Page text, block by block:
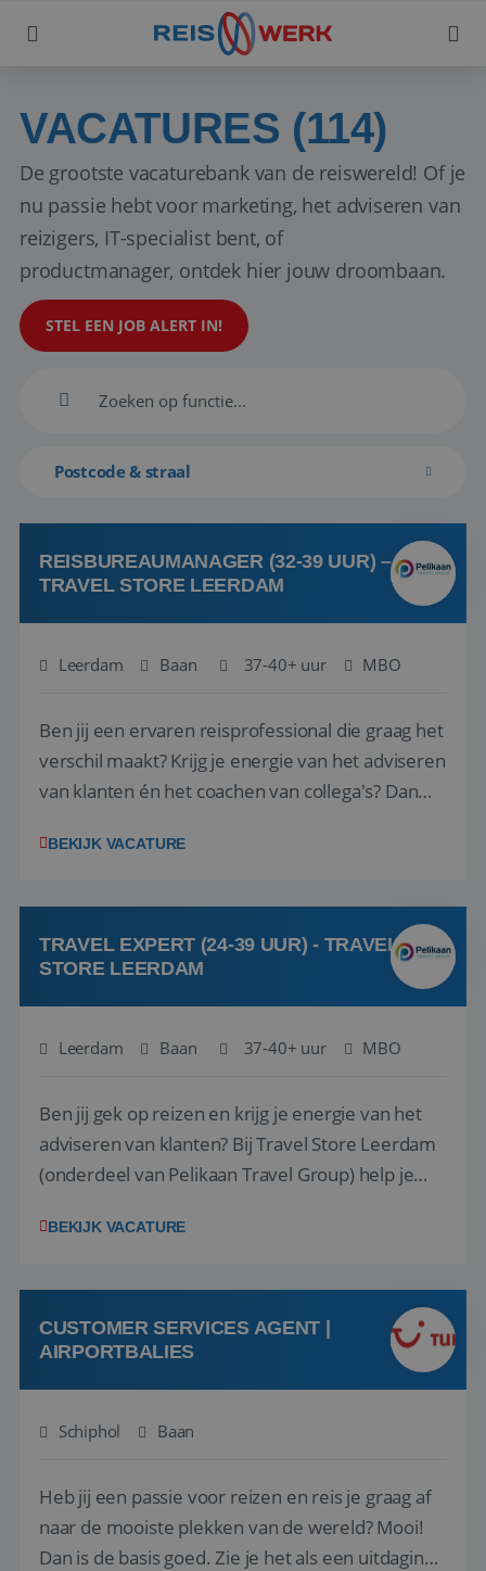
VACATURES (114)
De grootste vacaturebank van de reiswereld! Of je
nu passie hebt voor marketing, het adviseren van
reizigers, IT-specialist bent, of
productmanager, ontdek hier jouw droombaan.
STEL EEN JOB ALERT IN!
Postcode & straal
REISBUREAUMANAGER (32-39 UUR) –
TRAVEL STORE LEERDAM
Leerdam Baan 37-40+ uur MBO
Ben jij een ervaren reisprofessional die graag het
verschil maakt? Krijg je energie van het adviseren
van klanten én het coachen van collega's? Dan
(onderdeel van Pelikaan Travel Group) zoeken
team het reisbureau verder...
BEKIJK VACATURE
TRAVEL EXPERT (24-39 UUR) - TRAVEL
STORE LEERDAM
Leerdam Baan 37-40+ uur MBO
Ben jij gek op reizen en krijg je energie van het
adviseren van klanten? Bij Travel Store Leerdam
(onderdeel van Pelikaan Travel Group) help je
vinden. Samen maken we van elke reis een
hebt in de reisbranche of j...
BEKIJK VACATURE
CUSTOMER SERVICES AGENT |
AIRPORTBALIES
Schiphol Baan
Heb jij een passie voor reizen en reis je graag af
naar de mooiste plekken van de wereld? Mooi!
Dan is de basis goed. Zie je het als een uitdaging